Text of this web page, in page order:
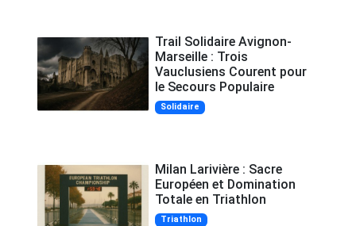
Trail Solidaire Avignon-
Marseille : Trois
Vauclusiens Courent pour
le Secours Populaire
Solidaire
Milan Larivière : Sacre
Européen et Domination
Totale en Triathlon
Triathlon